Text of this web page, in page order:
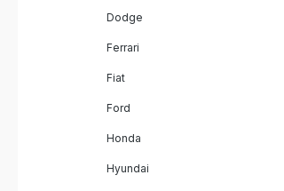
Dodge
Ferrari
Fiat
Ford
Honda
Hyundai